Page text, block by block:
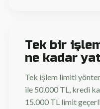
Tek bir
ne kadar
Tek işlem limiti
ile 50.000 TL, kredi
15.000 TL limit